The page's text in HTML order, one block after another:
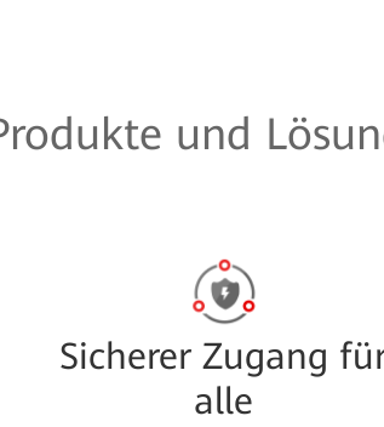
und
Sicherer Zugang
alle